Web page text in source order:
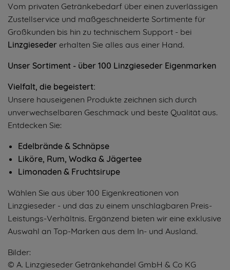
Vom privaten Getränkebedarf über einen zuverlässigen
Zustellservice und maßgeschneiderte Sortimente für
Großkunden bis hin zu technischem Support - bei
Linzgieseder erhalten Sie alles aus einer Hand.
Unser Sortiment - über 100 Linzgieseder Eigenmarken
Vielfalt, die begeistert:
Unsere hauseigenen Produkte zeichnen sich durch
unverwechselbaren Geschmack und beste Qualität aus.
Entdecken Sie:
Edelbrände & Schnäpse
Liköre, Rum, Wodka & Jägertee
Limonaden & Fruchtsirupe
Wählen Sie aus über 100 Eigenkreationen von
Linzgieseder - und das zu einem unschlagbaren Preis-
Leistungs-Verhältnis. Ergänzend bieten wir eine exklusive
Auswahl an Top-Marken aus dem In- und Ausland.
Bilder:
© A. Linzgieseder Getränkehandel GmbH & Co KG